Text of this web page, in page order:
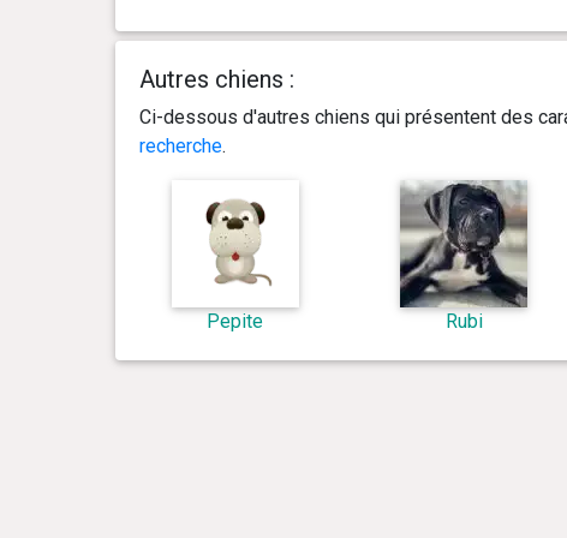
Autres chiens :
Ci-dessous d'autres chiens qui présentent des
recherche.
Pepite Rubi